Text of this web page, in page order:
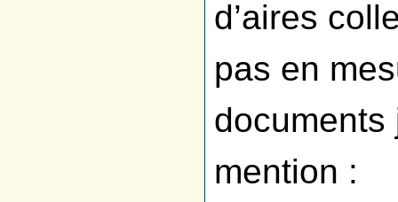
d’aires
pas en
documents
mention :